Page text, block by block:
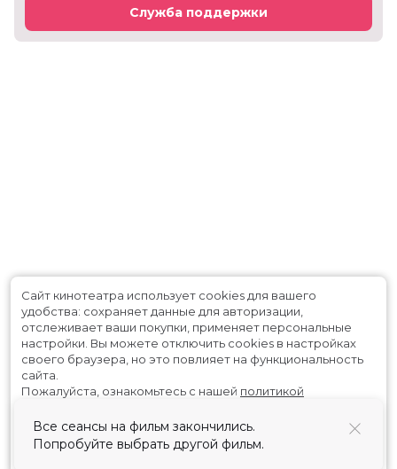
Служба поддержки
Все сеансы на фильм закончились.
Попробуйте выбрать другой фильм.
Сайт кинотеатра использует cookies для вашего
удобства: сохраняет данные для авторизации,
отслеживает ваши покупки, применяет персональные
настройки. Вы можете отключить cookies в настройках
своего браузера, но это повлияет на функциональность
сайта.
Пожалуйста, ознакомьтесь с нашей политикой
Принять